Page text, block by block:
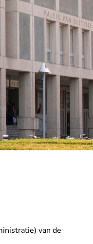
van de